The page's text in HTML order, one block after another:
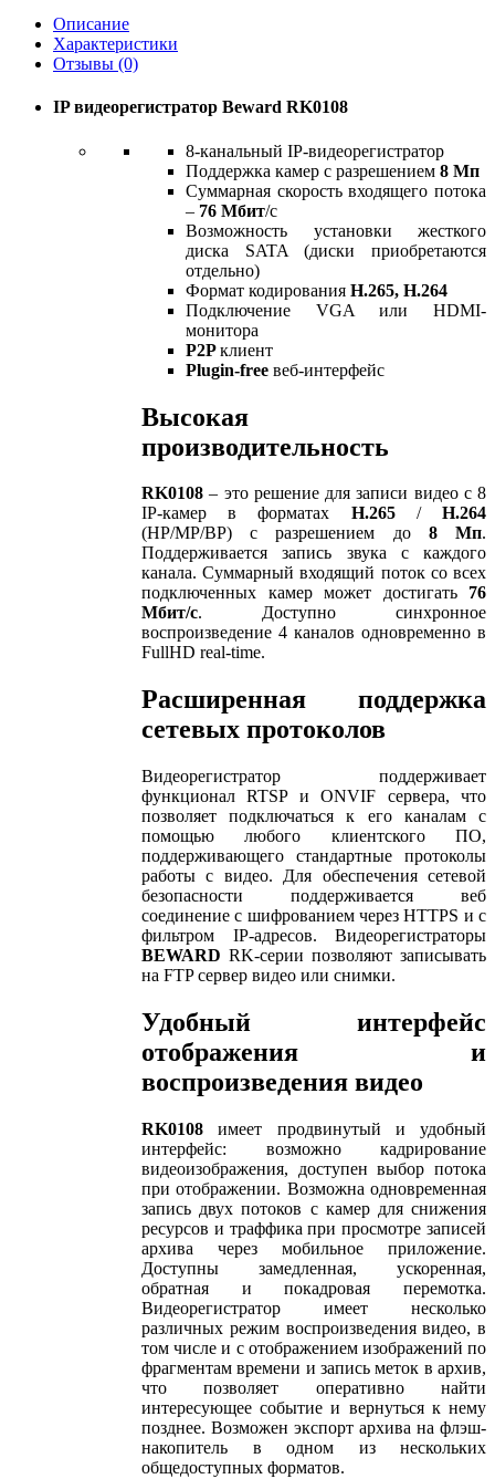
Описание
Характеристики
Отзывы (0)
IP видеорегистратор Beward RK0108
8-канальный IP-видеорегистратор
Поддержка камер с разрешением 8 Мп
Суммарная скорость входящего потока
– 76 Мбит/с
Возможность установки жесткого
диска SATA (диски приобретаются
отдельно)
Формат кодирования H.265, H.264
Подключение VGA или HDMI-
монитора
P2Pклиент
Plugin-free веб-интерфейс
Высокая
производительность
RK0108– это решение для записи видео с 8
IP-камер в форматах H.265/H.264
(HP/MP/BP) с разрешением до 8 Мп.
Поддерживается запись звука с каждого
канала. Суммарный входящий поток со всех
подключенных камер может достигать 76
Мбит/с. Доступно синхронное
воспроизведение 4 каналов одновременно в
FullHD real-time.
Расширенная поддержка
сетевых протоколов
Видеорегистратор поддерживает
функционал RTSP и ONVIF сервера, что
позволяет подключаться к его каналам с
помощью любого клиентского ПО,
поддерживающего стандартные протоколы
работы с видео. Для обеспечения сетевой
безопасности поддерживается веб
соединение с шифрованием через HTTPS и с
фильтром IP-адресов. Видеорегистраторы
BEWARD RK-серии позволяют записывать
на FTP сервер видео или снимки.
Удобный интерфейс
отображения и
воспроизведения видео
RK0108имеет продвинутый и удобный
интерфейс: возможно кадрирование
видеоизображения, доступен выбор потока
при отображении. Возможна одновременная
запись двух потоков с камер для снижения
ресурсов и траффика при просмотре записей
архива через мобильное приложение.
Доступны замедленная, ускоренная,
обратная и покадровая перемотка.
Видеорегистратор имеет несколько
различных режим воспроизведения видео, в
том числе и с отображением изображений по
фрагментам времени и запись меток в архив,
что позволяет оперативно найти
интересующее событие и вернуться к нему
позднее. Возможен экспорт архива на флэш-
накопитель в одном из нескольких
общедоступных форматов.